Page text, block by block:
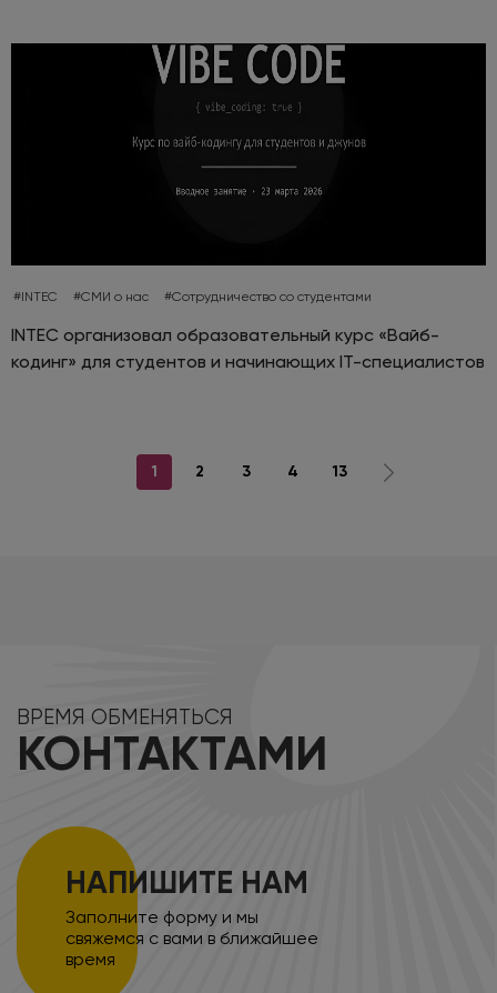
#INTEC #СМИ о нас #Сотрудничество со студентами
INTEC организовал образовательный курс «Вайб-
кодинг» для студентов и начинающих IT-специалистов
1 2 3 4 13
ВРЕМЯ ОБМЕНЯТЬСЯ
КОНТАКТАМИ
НАПИШИТЕ НАМ
Заполните форму и мы
свяжемся с вами в ближайшее
время